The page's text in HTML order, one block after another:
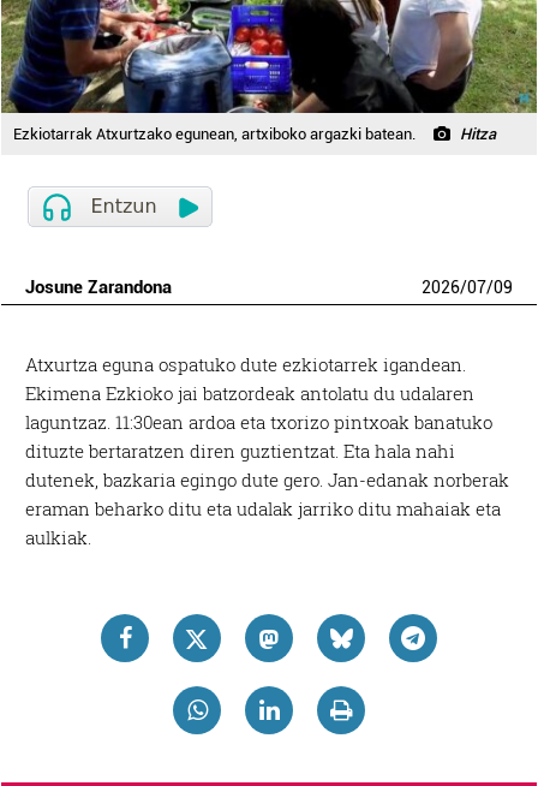
Ezkiotarrak Atxurtzako egunean, artxiboko argazki batean. Hitza
Josune Zarandona 2026/07/09
Atxurtza eguna ospatuko dute ezkiotarrek igandean.
Ekimena Ezkioko jai batzordeak antolatu du udalaren
laguntzaz. 11:30ean ardoa eta txorizo pintxoak banatuko
dituzte bertaratzen diren guztientzat. Eta hala nahi
dutenek, bazkaria egingo dute gero. Jan-edanak norberak
eraman beharko ditu eta udalak jarriko ditu mahaiak eta
aulkiak.